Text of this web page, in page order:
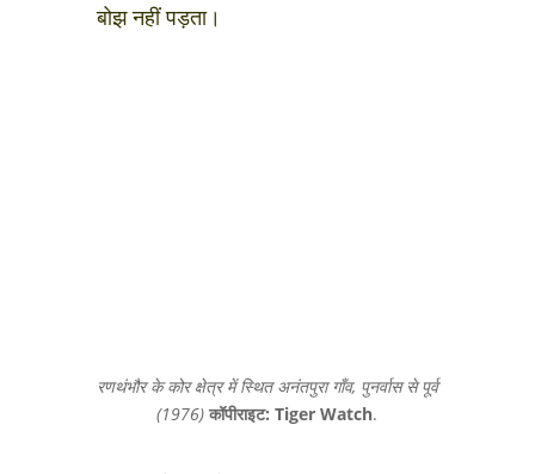
बोझ नहीं पड़ता।
रणथंभौर के कोर क्षेत्र में स्थित अनंतपुरा गाँव, पुनर्वास से पूर्व
(1976)कॉपीराइट: Tiger Watch.